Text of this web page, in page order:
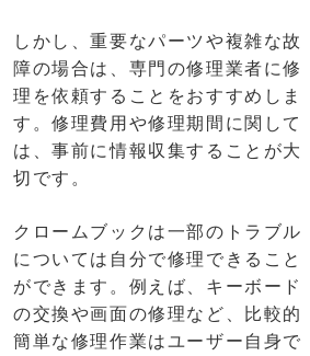
しかし、重要なパーツや複雑な故
障の場合は、専門の修理業者に修
理を依頼することをおすすめしま
す。修理費用や修理期間に関して
は、事前に情報収集することが大
切です。
クロームブックは一部のトラブル
については自分で修理できること
ができます。例えば、キーボード
の交換や画面の修理など、比較的
簡単な修理作業はユーザー自身で